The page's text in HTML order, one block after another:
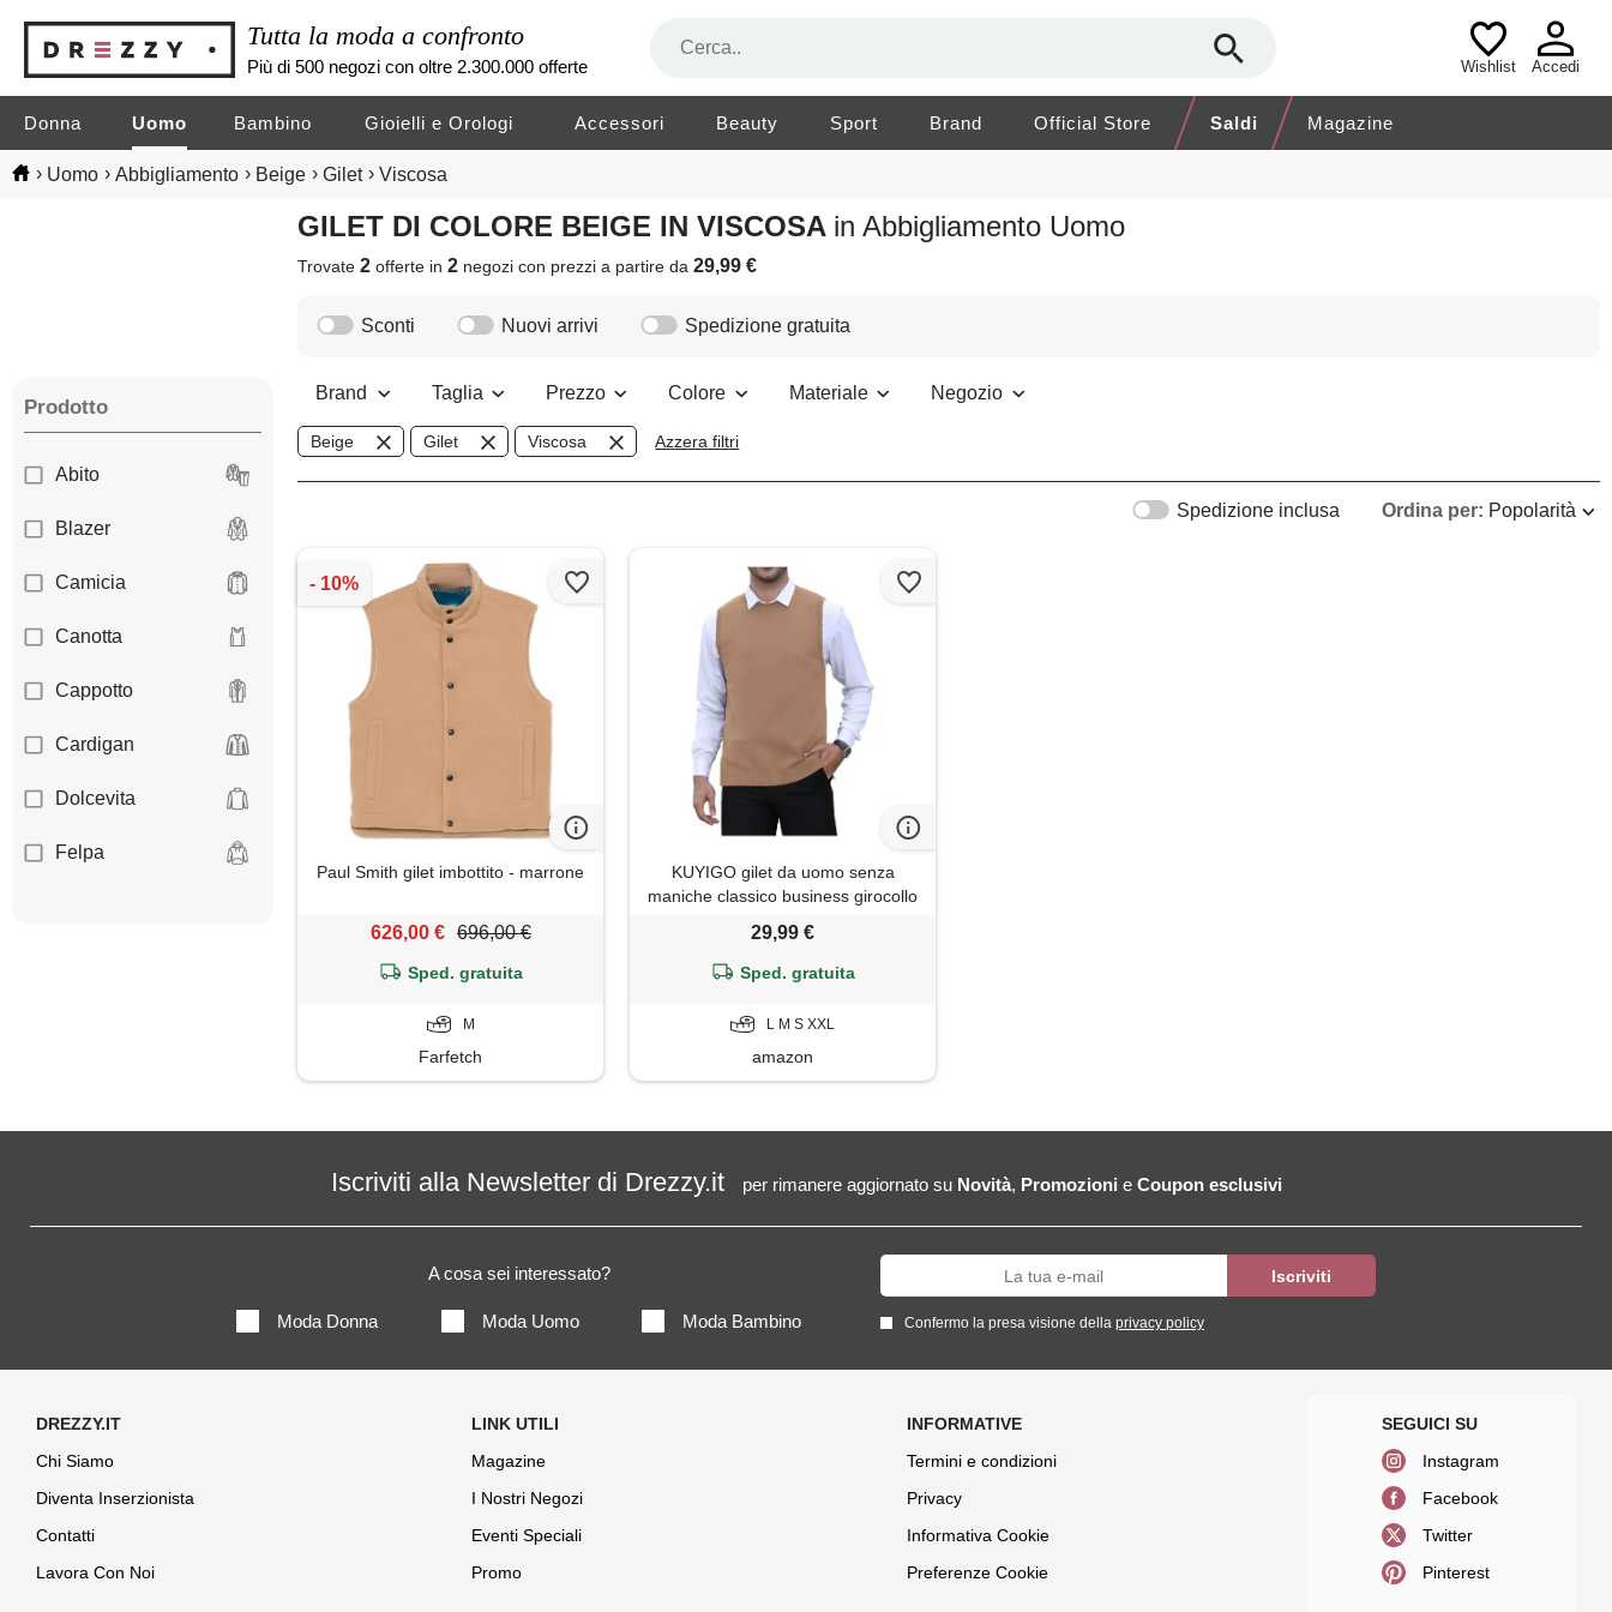
Tutta la moda a confronto
Più di 500 negozi con oltre 2.300.000 offerte Wishlist Accedi
Donna Uomo Bambino Gioielli e Orologi Accessori Beauty Sport Brand Official Store Saldi Magazine
› Uomo › Abbigliamento › Beige › Gilet › Viscosa
GILET DI COLORE BEIGE IN VISCOSA in Abbigliamento Uomo
Trovate2 offerte in2 negozicon prezzi a partire da29,99 €
Prodotto
Abito
Blazer
Camicia
Canotta
Cappotto
Cardigan
Dolcevita
Felpa
Maglietta
Piumino
Sconti Nuovi arrivi Spedizione gratuita
Brand Taglia Prezzo Colore Materiale Negozio
Beige Gilet Viscosa Azzera filtri
Ordina per: Popolarità
Spedizione inclusa
Paul Smith gilet imbottito - marrone
626,00 € 696,00 €
Sped. gratuita
M
Farfetch
KUYIGO gilet da uomo senza
maniche classico business girocollo
maglieria gilet maglione cardigan
canotte, albicocca, m
29,99 €
Sped. gratuita
L M S XXL
amazon
Iscriviti alla Newsletter di Drezzy.it per rimanere aggiornato su Novità, Promozioni e Coupon esclusivi
A cosa sei interessato?
Moda Donna Moda Uomo Moda Bambino Confermo la presa visione della privacy policy
Chi Siamo
Diventa Inserzionista
Contatti
Lavora Con Noi
Magazine
I Nostri Negozi
Eventi Speciali
Promo
Termini e condizioni
Privacy
Informativa Cookie
Preferenze Cookie
Instagram
Facebook
Twitter
Pinterest